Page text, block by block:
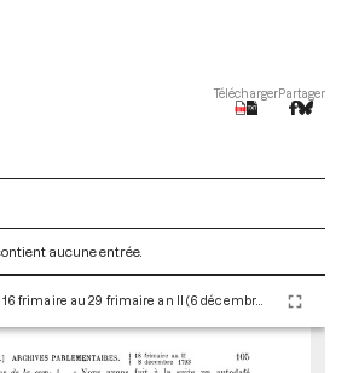
TéléchargerPartager
aucune entrée.
Tome LXXXI - Du 16 frimaire au 29 frimaire an II (6 décembre au 19 décembre 1793)